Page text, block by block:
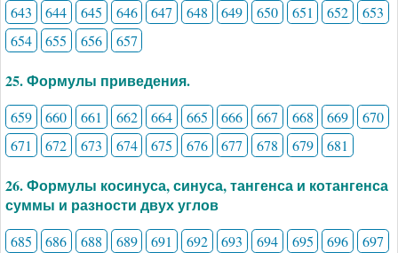
643
644 645 646 647 648 649 650 651 652
653
654
655 656 657
25. Формулы приведения.
659 660 661 662 664 665 666 667 668 669
670
671
672 673 674 675 676 677 678 679 681
26. Формулы косинуса, синуса, тангенса и котангенса
суммы и разности двух углов
685 686 688 689 691 692 693 694 695 696
697